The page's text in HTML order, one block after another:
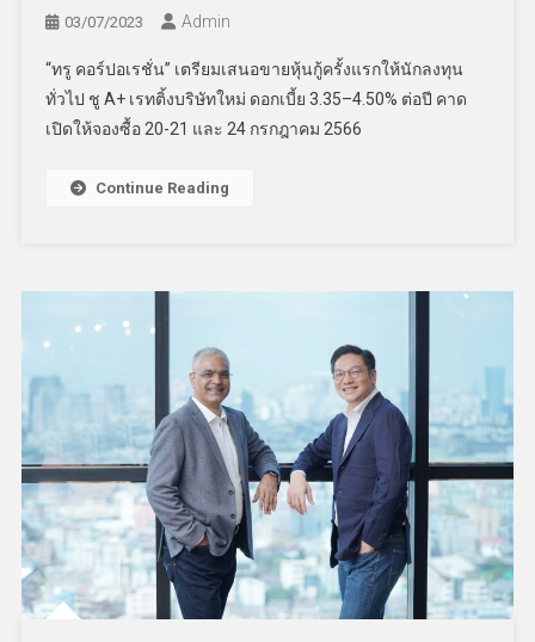
03/07/2023 Admin
“ทรู คอร์ปอเรชั่น” เตรียมเสนอขายหุ้นกู้ครั้งแรกให้นักลงทุน
ทั่วไป ชู A+ เรทติ้งบริษัทใหม่ ดอกเบี้ย 3.35–4.50% ต่อปี คาด
เปิดให้จองซื้อ 20-21 และ 24 กรกฎาคม 2566
Continue Reading